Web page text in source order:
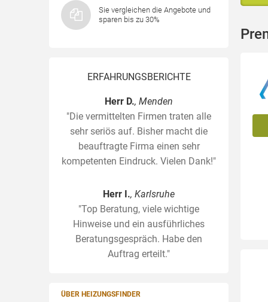
Sie vergleichen die Angebote und
sparen bis zu 30%
ERFAHRUNGSBERICHTE
Herr D., Menden
"Die vermittelten Firmen traten alle
sehr seriös auf. Bisher macht die
beauftragte Firma einen sehr
kompetenten Eindruck. Vielen Dank!"
Herr I., Karlsruhe
"Top Beratung, viele wichtige
Hinweise und ein ausführliches
Beratungsgespräch. Habe den
Auftrag erteilt."
ÜBER HEIZUNGSFINDER